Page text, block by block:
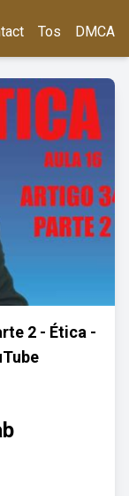
Tos DMCA
2 - Ética -